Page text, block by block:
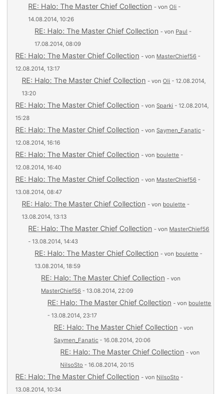
RE: Halo: The Master Chief Collection - vonOli -
14.08.2014, 10:26
RE: Halo: The Master Chief Collection - von Paul -
17.08.2014, 08:09
RE: Halo: The Master Chief Collection - von MasterChief56 -
12.08.2014, 13:17
RE: Halo: The Master Chief Collection - vonOli - 12.08.2014,
13:20
RE: Halo: The Master Chief Collection - vonSparki - 12.08.2014,
15:28
RE: Halo: The Master Chief Collection - vonSaymen_Fanatic -
12.08.2014, 16:16
RE: Halo: The Master Chief Collection - von boulette -
12.08.2014, 16:40
RE: Halo: The Master Chief Collection - von MasterChief56 -
13.08.2014, 08:47
RE: Halo: The Master Chief Collection - von boulette -
13.08.2014, 13:13
RE: Halo: The Master Chief Collection - von MasterChief56
- 13.08.2014, 14:43
RE: Halo: The Master Chief Collection - von boulette -
13.08.2014, 18:59
RE: Halo: The Master Chief Collection - von
MasterChief56 - 13.08.2014, 22:09
RE: Halo: The Master Chief Collection - von boulette
- 13.08.2014, 23:17
RE: Halo: The Master Chief Collection - von
Saymen_Fanatic - 16.08.2014, 20:06
RE: Halo: The Master Chief Collection - von
NilsoSto - 16.08.2014, 20:15
RE: Halo: The Master Chief Collection - von NilsoSto -
13.08.2014, 10:34